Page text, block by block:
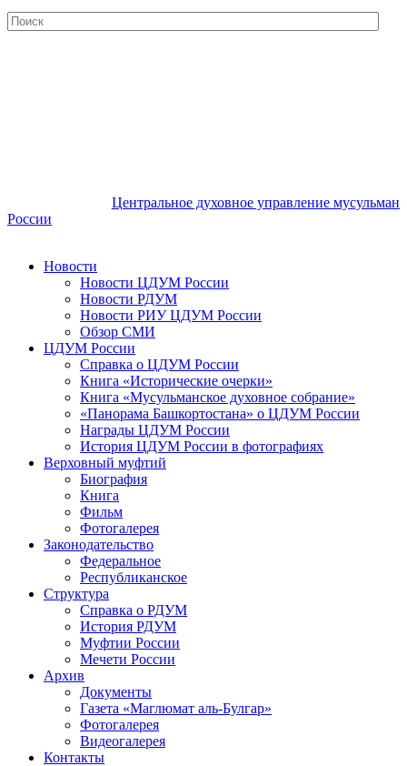
Центральное духовное управление мусульман
России
Новости
Новости ЦДУМ России
Новости РДУМ
Новости РИУ ЦДУМ России
Обзор СМИ
ЦДУМ России
Справка о ЦДУМ России
Книга «Исторические очерки»
Книга «Мусульманское духовное собрание»
«Панорама Башкортостана» о ЦДУМ России
Награды ЦДУМ России
История ЦДУМ России в фотографиях
Верховный муфтий
Биография
Книга
Фильм
Фотогалерея
Законодательство
Федеральное
Республиканское
Структура
Справка о РДУМ
История РДУМ
Муфтии России
Мечети России
Архив
Документы
Газета «Маглюмат аль-Булгар»
Фотогалерея
Видеогалерея
Контакты